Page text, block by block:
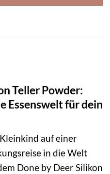
Teller Powder:
Essenswelt für dein
auf einer
in die Welt
Done by Deer Silikon